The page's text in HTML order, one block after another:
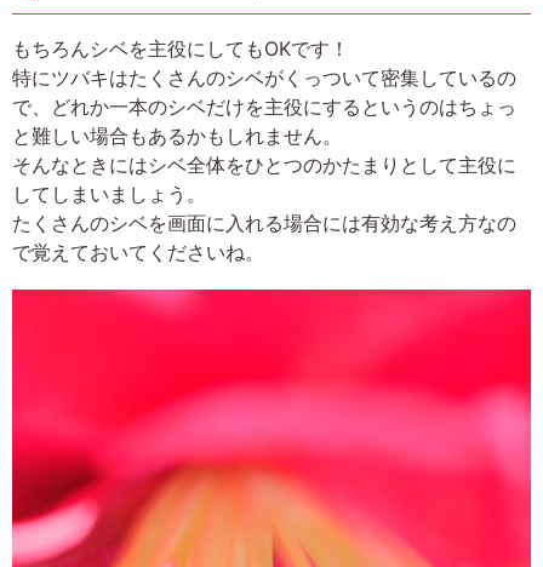
もちろんシベを主役にしてもOKです！
特にツバキはたくさんのシベがくっついて密集しているの
で、どれか一本のシベだけを主役にするというのはちょっ
と難しい場合もあるかもしれません。
そんなときにはシベ全体をひとつのかたまりとして主役に
してしまいましょう。
たくさんのシベを画面に入れる場合には有効な考え方なの
で覚えておいてくださいね。